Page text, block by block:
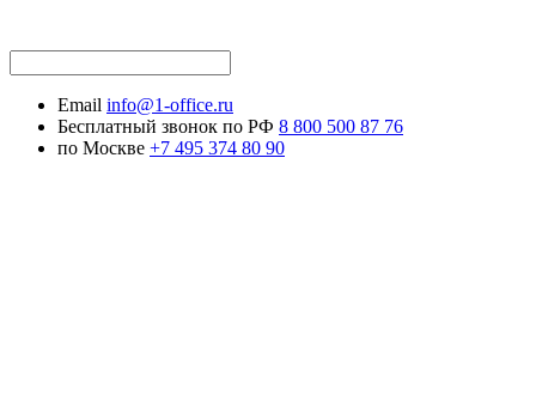
Email info@1-office.ru
Бесплатный звонок по РФ 8 800 500 87 76
по Москве +7 495 374 80 90